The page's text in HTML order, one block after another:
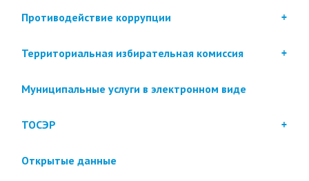
Противодействие коррупции
Территориальная избирательная комиссия
Муниципальные услуги в электронном виде
ТОСЭР
Открытые данные